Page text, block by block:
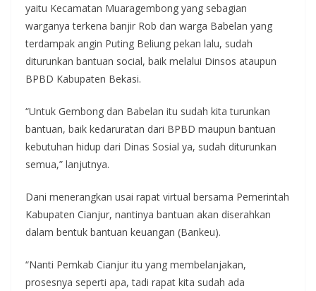
yaitu Kecamatan Muaragembong yang sebagian
warganya terkena banjir Rob dan warga Babelan yang
terdampak angin Puting Beliung pekan lalu, sudah
diturunkan bantuan social, baik melalui Dinsos ataupun
BPBD Kabupaten Bekasi.
“Untuk Gembong dan Babelan itu sudah kita turunkan
bantuan, baik kedaruratan dari BPBD maupun bantuan
kebutuhan hidup dari Dinas Sosial ya, sudah diturunkan
semua,” lanjutnya.
Dani menerangkan usai rapat virtual bersama Pemerintah
Kabupaten Cianjur, nantinya bantuan akan diserahkan
dalam bentuk bantuan keuangan (Bankeu).
“Nanti Pemkab Cianjur itu yang membelanjakan,
prosesnya seperti apa, tadi rapat kita sudah ada